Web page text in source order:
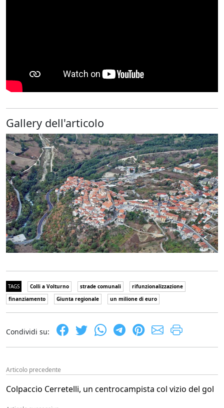
Gallery dell'articolo
TAGS Colli a Volturno strade comunali
rifunzionalizzazione
finanziamento
Giunta regionale un milione di euro
Condividi su:
Articolo precedente
Colpaccio Cerretelli, un centrocampista col vizio del gol